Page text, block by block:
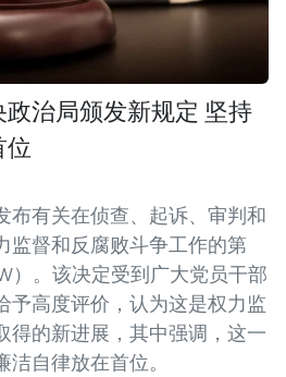
治局颁发新规定 坚持
布有关在侦查、起诉、审判和
监督和反腐败斗争工作的第
）。该决定受到广大党员干部
予高度评价，认为这是权力监
得的新进展，其中强调，这一
自律放在首位。